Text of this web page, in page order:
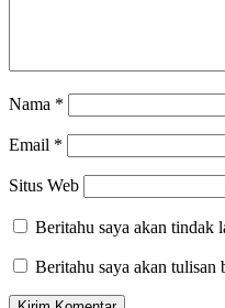
Nama *
Email *
Situs Web
Beritahu saya akan tindak
Beritahu saya akan tulisan